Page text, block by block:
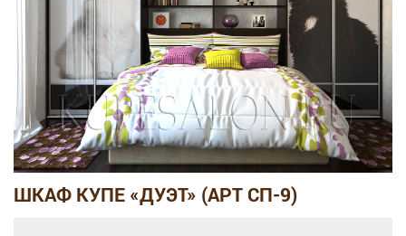
ШКАФ КУПЕ «ДУЭТ» (АРТ СП-9)